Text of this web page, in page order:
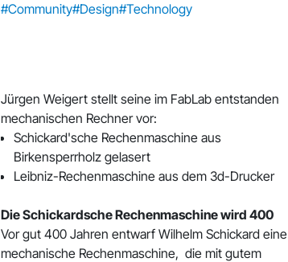
#Community#Design#Technology
Jürgen Weigert stellt seine im FabLab entstanden
mechanischen Rechner vor:
Schickard'sche Rechenmaschine aus
Birkensperrholz gelasert
Leibniz-Rechenmaschine aus dem 3d-Drucker
Die Schickardsche Rechenmaschine wird 400
Vor gut 400 Jahren entwarf Wilhelm Schickard eine
mechanische Rechenmaschine, die mit gutem